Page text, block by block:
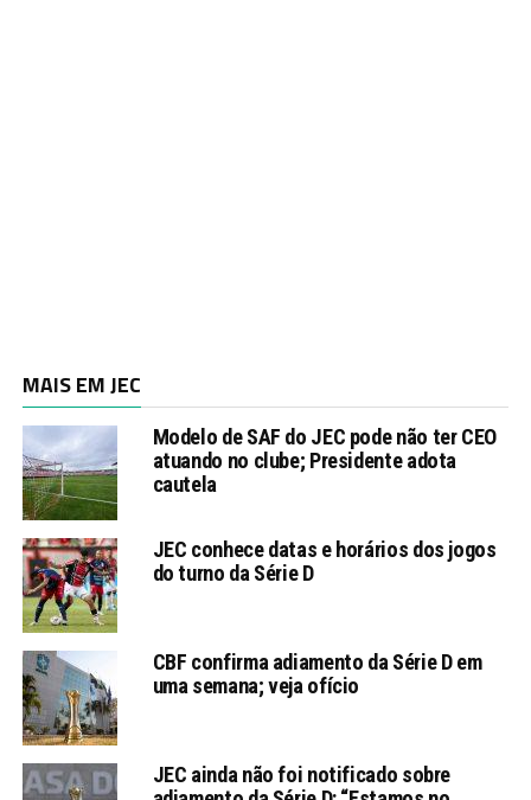
MAIS EM JEC
Modelo de SAF do JEC pode não ter CEO
atuando no clube; Presidente adota
cautela
JEC conhece datas e horários dos jogos
do turno da Série D
CBF confirma adiamento da Série D em
uma semana; veja ofício
JEC ainda não foi notificado sobre